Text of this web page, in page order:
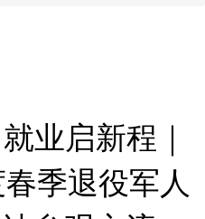
业启新程｜
季退役军人